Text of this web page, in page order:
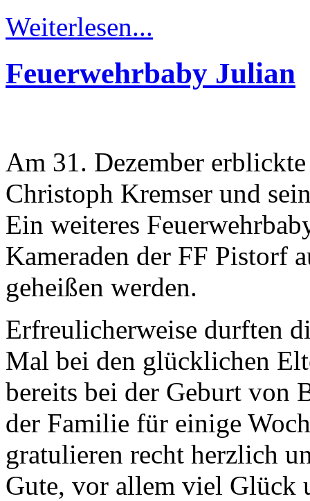
Weiterlesen...
Feuerwehrbaby Julian
Am 31. Dezember
Christoph Kremser und
Ein weiteres
Kameraden der FF Pistorf
geheißen werden.
Erfreulicherweise durften
Mal bei den glücklichen
bereits bei der Geburt von
der Familie für einige
gratulieren recht herzlich
Gute, vor allem viel Glück